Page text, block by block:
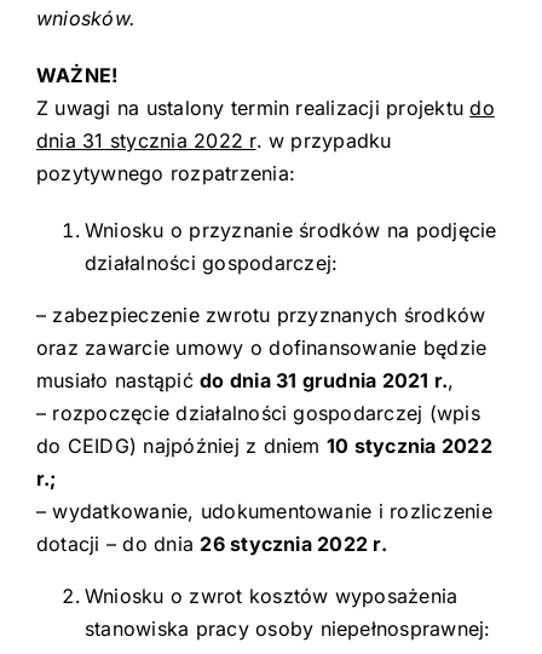
wniosków.
WAŻNE!
Z uwagi na ustalony termin realizacji projektudo
dnia 31 stycznia 2022 r. w przypadku
pozytywnego rozpatrzenia:
Wniosku o przyznanie środków na podjęcie
działalności gospodarczej:
– zabezpieczenie zwrotu przyznanych środków
oraz zawarcie umowy o dofinansowanie będzie
musiało nastąpićdo dnia 31 grudnia 2021 r.,
– rozpoczęcie działalności gospodarczej (wpis
do CEIDG) najpóźniej z dniem 10 stycznia 2022
r.;
– wydatkowanie, udokumentowanie i rozliczenie
dotacji – do dnia 26 stycznia 2022 r.
Wniosku o zwrot kosztów wyposażenia
stanowiska pracy osoby niepełnosprawnej: